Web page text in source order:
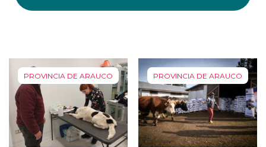
PROVINCIA DE ARAUCO PROVINCIA DE ARAUCO